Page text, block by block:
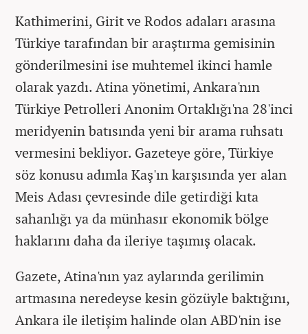
Kathimerini, Girit ve Rodos adaları arasına
Türkiye tarafından bir araştırma gemisinin
gönderilmesini ise muhtemel ikinci hamle
olarak yazdı. Atina yönetimi, Ankara'nın
Türkiye Petrolleri Anonim Ortaklığı'na 28'inci
meridyenin batısında yeni bir arama ruhsatı
vermesini bekliyor. Gazeteye göre, Türkiye
söz konusu adımla Kaş'ın karşısında yer alan
Meis Adası çevresinde dile getirdiği kıta
sahanlığı ya da münhasır ekonomik bölge
haklarını daha da ileriye taşımış olacak.
Gazete, Atina'nın yaz aylarında gerilimin
artmasına neredeyse kesin gözüyle baktığını,
Ankara ile iletişim halinde olan ABD'nin ise